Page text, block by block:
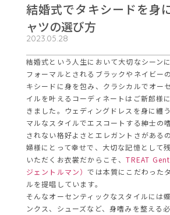
結婚式でタキシードを身
ャツの選び方
2023.05.28
結婚式という人生において大切なシーン
フォーマルとされるブラックやネイビー
キシードに身を包み、クラシカルでオー
イルを叶えるコーディネートはご新郎様
きました。ウェディングドレスを身に纏
マルなスタイルでエスコートする紳士の
されない格好よさとエレガントさがある
婦様にとって幸せで、大切な記憶として
いただくお衣裳だからこそ、TREAT
ジェントルマン）では本質にこだわった
ルを提唱しています。
そんなオーセンティックなスタイルには
ンクス、シューズなど、身嗜みを整える